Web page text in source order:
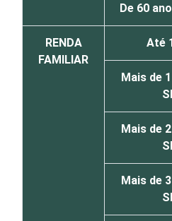
De 60
RENDA
FAMILIAR
Até
Mais de
Mais de
Mais de